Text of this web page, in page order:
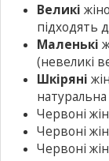
Великі
підходять
Маленькі
(невеликі
Шкіряні
Червоні
Червоні
Червоні